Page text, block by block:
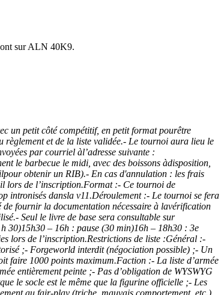
sur ALN 40K9.
un petit côté compétitif, en petit format pourêtre
règlement et de la liste validée.- Le tournoi aura lieu le
par courriel àl’adresse suivante :
le barbecue le midi, avec des boissons àdisposition,
obtenir un RIB).- En cas d'annulation : les frais
lors de l’inscription.Format :- Ce tournoi de
intronisés dansla v11.Déroulement :- Le tournoi se fera
de fournir la documentation nécessaire à lavérification
Seul le livre de base sera consultable sur
30)15h30 – 16h : pause (30 min)16h – 18h30 : 3e
lors de l’inscription.Restrictions de liste :Général :-
;- Forgeworld interdit (négociation possible) ;- Un
faire 1000 points maximum.Faction :- La liste d’armée
entièrement peinte ;- Pas d’obligation de WYSWYG
le socle est le même que la figurine officielle ;- Les
au fair-play (triche, mauvais comportement, etc.)